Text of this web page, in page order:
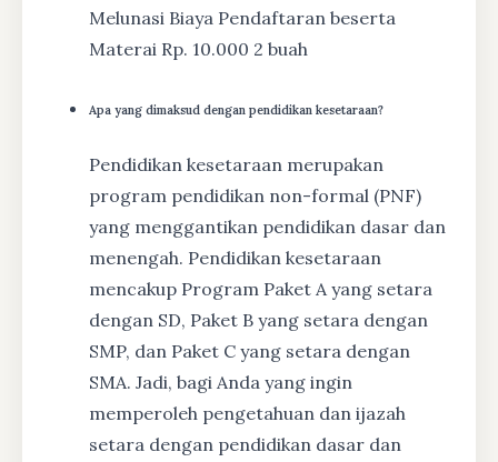
Melunasi Biaya Pendaftaran beserta
Materai Rp. 10.000 2 buah
Apa yang dimaksud dengan pendidikan kesetaraan?
Pendidikan kesetaraan merupakan
program pendidikan non-formal (PNF)
yang menggantikan pendidikan dasar dan
menengah. Pendidikan kesetaraan
mencakup Program Paket A yang setara
dengan SD, Paket B yang setara dengan
SMP, dan Paket C yang setara dengan
SMA. Jadi, bagi Anda yang ingin
memperoleh pengetahuan dan ijazah
setara dengan pendidikan dasar dan